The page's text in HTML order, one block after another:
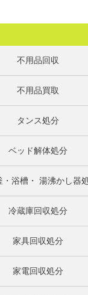
不用品回収
不用品買取
タンス処分
ベッド解体処分
・浴槽・ 湯沸かし器
冷蔵庫回収処分
家具回収処分
家電回収処分